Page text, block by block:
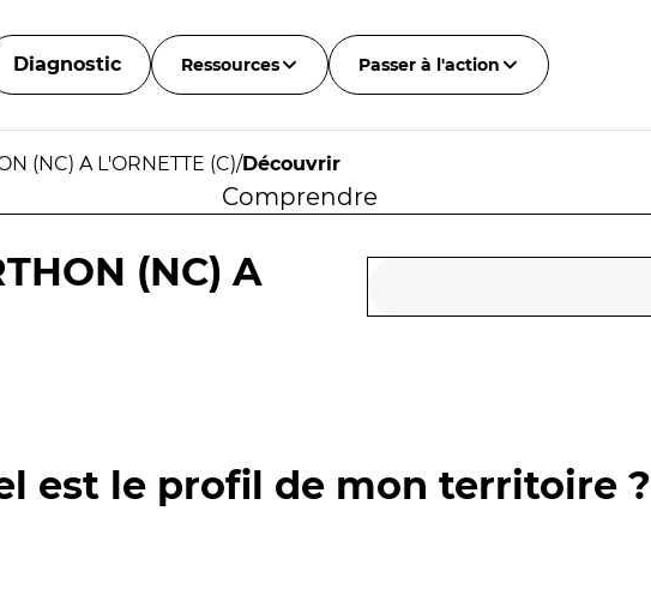
Diagnostic Ressources Passer à l'action
(NC) A L'ORNETTE (C)/Découvrir
Comprendre
(NC) A
est le profil de mon territoire ?